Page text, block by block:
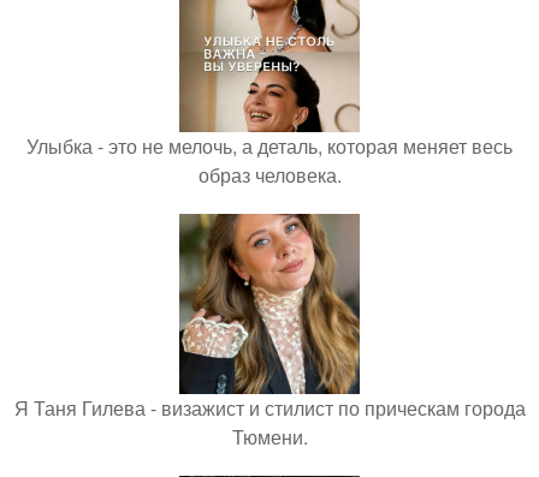
Улыбка - это не мелочь, а деталь, которая меняет весь
образ человека.
Я Таня Гилева - визажист и стилист по прическам города
Тюмени.